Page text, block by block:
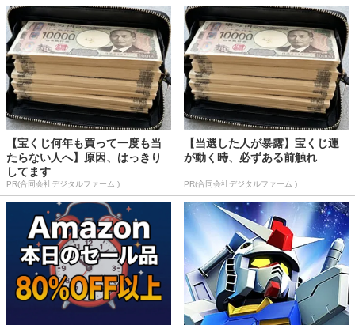
【宝くじ何年も買って一度も当
たらない人へ】原因、はっきり
してます
PR(合同会社デジタルファーム )
【当選した人が暴露】宝くじ運
が動く時、必ずある前触れ
PR(合同会社デジタルファーム )